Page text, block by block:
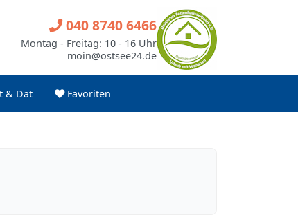
& Dat Favoriten
040 8740 6466
Montag - Freitag: 10 - 16 Uhr
moin@ostsee24.de